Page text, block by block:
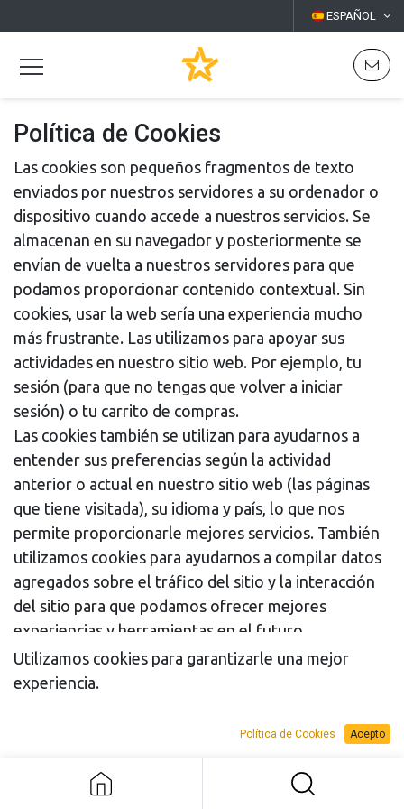
ESPAÑOL
Política de Cookies
Las cookies son pequeños fragmentos de texto
enviados por nuestros servidores a su ordenador o
dispositivo cuando accede a nuestros servicios. Se
almacenan en su navegador y posteriormente se
envían de vuelta a nuestros servidores para que
podamos proporcionar contenido contextual. Sin
cookies, usar la web sería una experiencia mucho
más frustrante. Las utilizamos para apoyar sus
actividades en nuestro sitio web. Por ejemplo, tu
sesión (para que no tengas que volver a iniciar
sesión) o tu carrito de compras.
Las cookies también se utilizan para ayudarnos a
entender sus preferencias según la actividad
anterior o actual en nuestro sitio web (las páginas
que tiene visitada), su idioma y país, lo que nos
permite proporcionarle mejores servicios. También
utilizamos cookies para ayudarnos a compilar datos
agregados sobre el tráfico del sitio y la interacción
del sitio para que podamos ofrecer mejores
experiencias y herramientas en el futuro.
He aquí un resumen de las cookies que pueden
almacenarse en su dispositivo cuando visite nuestro
de cookies
Utilizamos cookies para garantizarle una mejor
experiencia.
Política de Cookies Acepto